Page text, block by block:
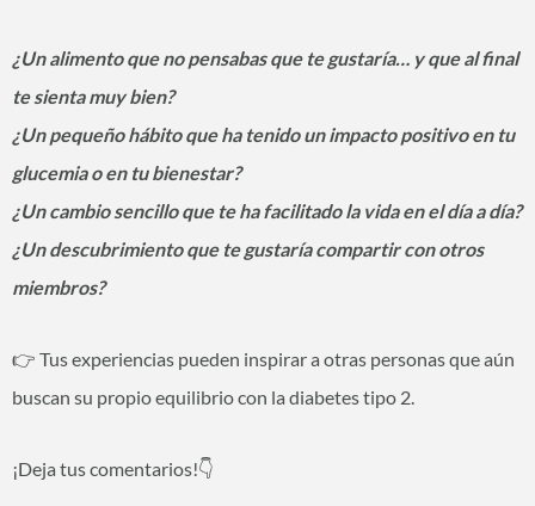
¿Un alimento que no pensabas que te gustaría… y que al final
te sienta muy bien?
¿Un pequeño hábito que ha tenido un impacto positivo en tu
glucemia o en tu bienestar?
¿Un cambio sencillo que te ha facilitado la vida en el día a día?
¿Un descubrimiento que te gustaría compartir con otros
miembros?
👉 Tus experiencias pueden inspirar a otras personas que aún
buscan su propio equilibrio con la diabetes tipo 2.
¡Deja tus comentarios!👇